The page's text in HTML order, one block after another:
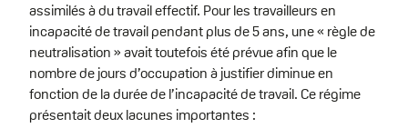
assimilés à du travail effectif. Pour les travailleurs en
incapacité de travail pendant plus de 5 ans, une « règle de
neutralisation » avait toutefois été prévue afin que le
nombre de jours d’occupation à justifier diminue en
fonction de la durée de l’incapacité de travail. Ce régime
présentait deux lacunes importantes :